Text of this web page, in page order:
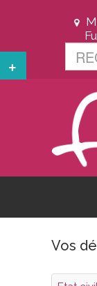
Vos
+